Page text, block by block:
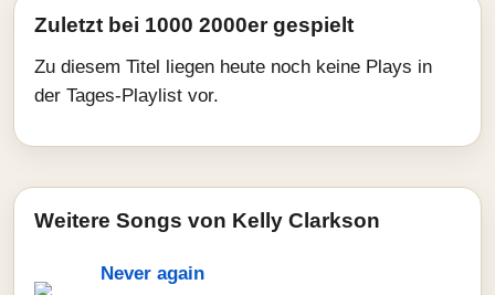
Zuletzt bei 1000 2000er gespielt
Zu diesem Titel liegen heute noch keine Plays in
der Tages-Playlist vor.
Weitere Songs von Kelly Clarkson
Never again